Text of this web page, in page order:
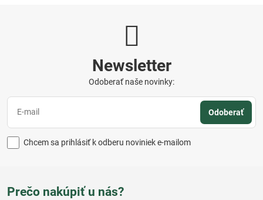
Newsletter
Odoberať naše novinky:
Odoberať
Chcem sa prihlásiť k odberu noviniek e-mailom
Prečo nakúpiť u nás?